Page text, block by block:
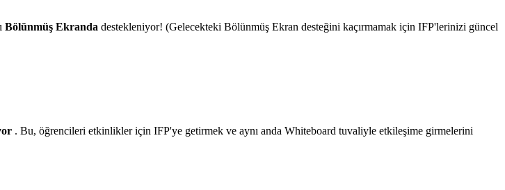
Bölünmüş Ekranda destekleniyor! (Gelecekteki Bölünmüş Ekran desteğini kaçırmamak için IFP'lerinizi güncel
. Bu, öğrencileri etkinlikler için IFP'ye getirmek ve aynı anda Whiteboard tuvaliyle etkileşime girmelerini